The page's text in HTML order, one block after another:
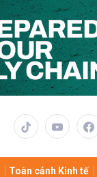
Toàn cảnh Kinh tế